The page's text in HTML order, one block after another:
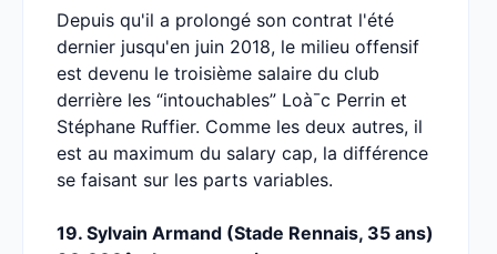
Depuis qu'il a prolongé son contrat l'été
dernier jusqu'en juin 2018, le milieu offensif
est devenu le troisième salaire du club
derrière les “intouchables” Loà¯c Perrin et
Stéphane Ruffier. Comme les deux autres, il
est au maximum du salary cap, la différence
se faisant sur les parts variables.
19. Sylvain Armand (Stade Rennais, 35 ans)